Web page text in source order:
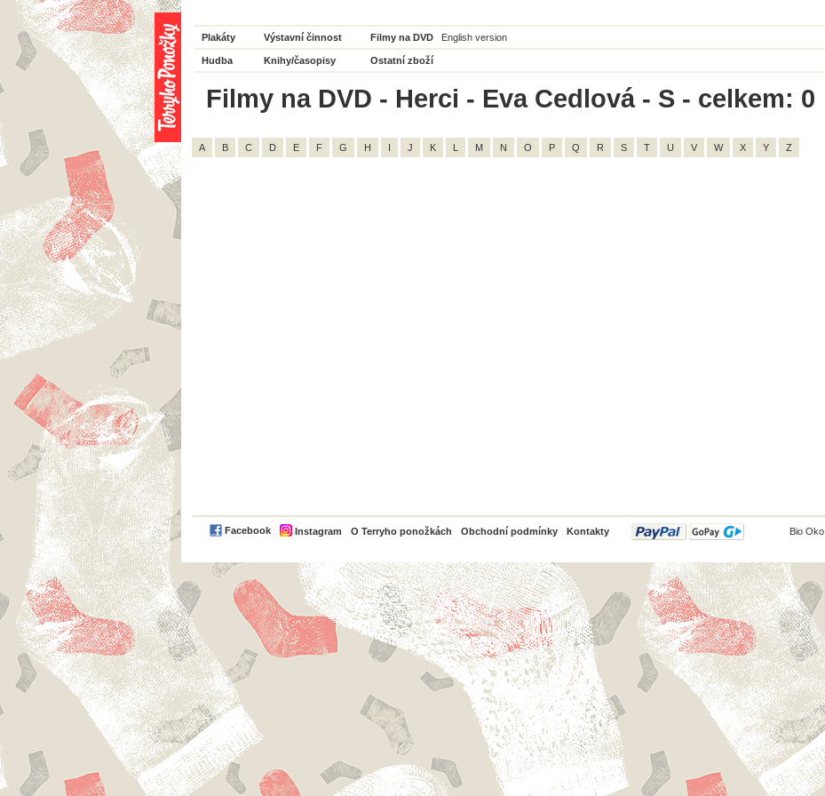
Plakáty Výstavní činnost Filmy na DVD English version
Hudba Knihy/časopisy Ostatní zboží
Filmy na DVD - Herci - Eva Cedlová - S - celkem: 0
A B C D E F G H I J K L M N O P Q R S T U V W X Y Z
Facebook Instagram O Terryho ponožkách Obchodní podmínky Kontakty
PayPal Bio Oko